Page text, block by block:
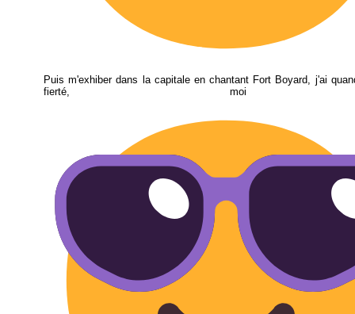
Puis m'exhiber dans la capitale en chantant Fort Boyard, j'ai
fierté,